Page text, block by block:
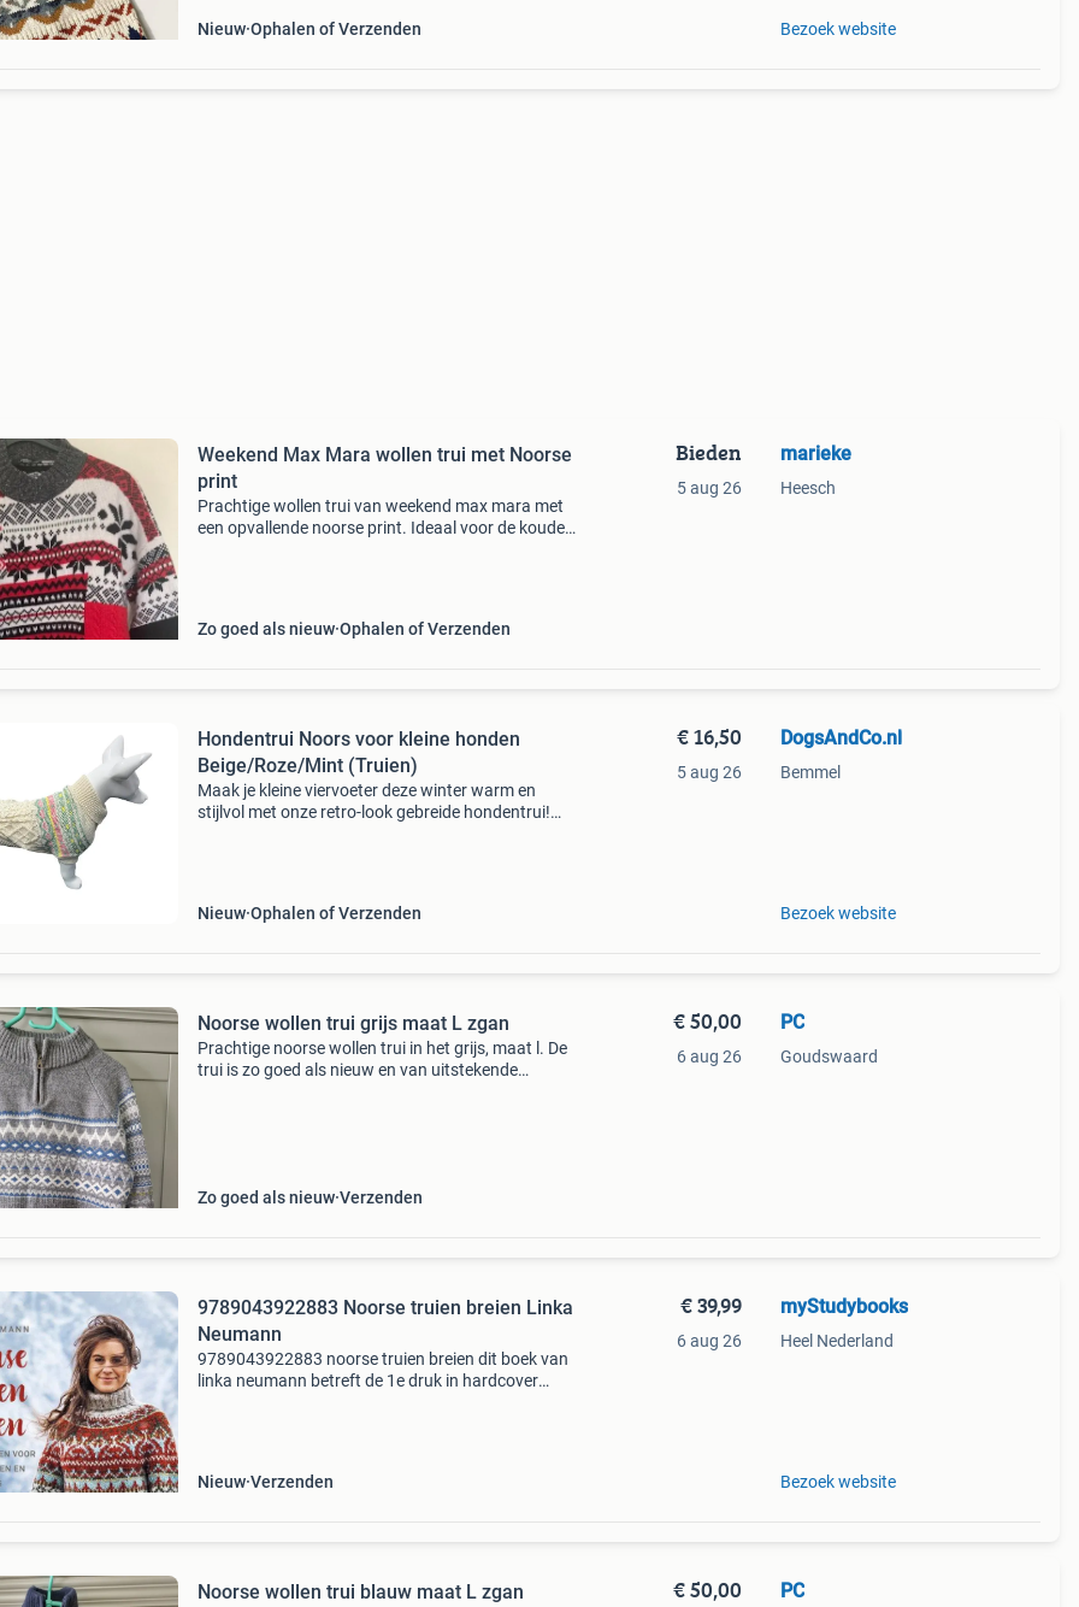
Nieuw Ophalen of Verzenden Bezoek website
Weekend Max Mara wollen trui met Noorse
print
Prachtige wollen trui van weekend max mara met
een opvallende noorse print. Ideaal voor de koudere
Zo goed als nieuw Ophalen of Verzenden
Bieden
5 aug 26
marieke
Heesch
Hondentrui Noors voor kleine honden
Beige/Roze/Mint (Truien)
Maak je kleine viervoeter deze winter warm en
stijlvol met onze retro-look gebreide hondentrui!
Nieuw Ophalen of Verzenden
€ 16,50
5 aug 26
DogsAndCo.nl
Bemmel
Bezoek website
Noorse wollen trui grijs maat L zgan
Prachtige noorse wollen trui in het grijs, maat l. De
trui is zo goed als nieuw en van uitstekende
Zo goed als nieuw Verzenden
€ 50,00
6 aug 26
PC
Goudswaard
9789043922883 Noorse truien breien Linka
Neumann
9789043922883 noorse truien breien dit boek van
linka neumann betreft de 1e druk in hardcover
Nieuw Verzenden
€ 39,99
6 aug 26
myStudybooks
Heel Nederland
Bezoek website
Noorse wollen trui blauw maat L zgan € 50,00 PC